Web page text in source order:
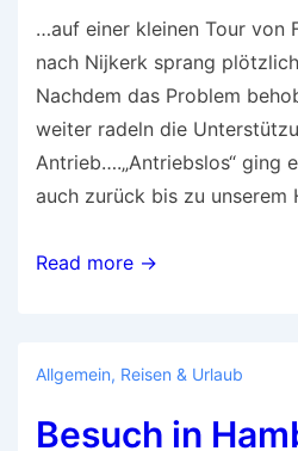
…auf einer kleinen Tour von
nach Nijkerk sprang
Nachdem das Problem
weiter radeln die
Antrieb….„Antriebslos“ ging
auch zurück bis zu unserem
…
das
Bike
Read more →
Allgemein, Reisen & Urlaub
Besuch in